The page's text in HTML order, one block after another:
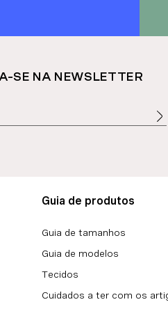
SE NA NEWSLETTER
Guia de produtos
Guia de tamanhos
Guia de modelos
Tecidos
Cuidados a ter com os